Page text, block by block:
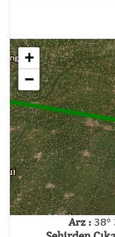
+
−
Arz : 38°